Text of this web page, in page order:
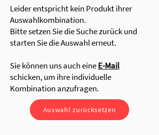
Leider entspricht kein Produkt ihrer
Auswahlkombination.
Bitte setzen Sie die Suche zurück und
starten Sie die Auswahl erneut.
Sie können uns auch eineE-Mail
schicken, um ihre individuelle
Kombination anzufragen.
Auswahl zurücksetzen